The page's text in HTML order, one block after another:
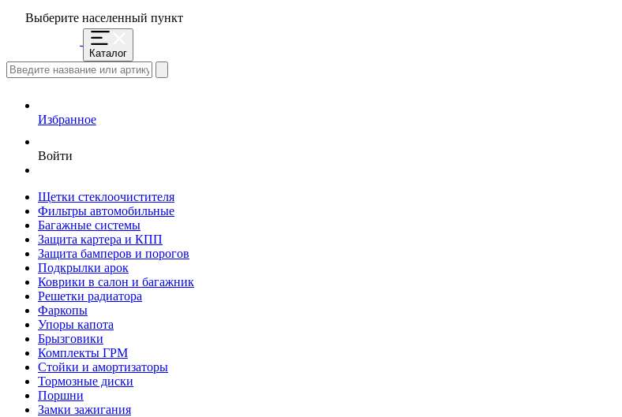
Выберите населенный пункт
Каталог
Избранное
Войти
Щетки стеклоочистителя
Фильтры автомобильные
Багажные системы
Защита картера и КПП
Защита бамперов и порогов
Подкрылки арок
Коврики в салон и багажник
Решетки радиатора
Фаркопы
Упоры капота
Брызговики
Комплекты ГРМ
Стойки и амортизаторы
Тормозные диски
Поршни
Замки зажигания